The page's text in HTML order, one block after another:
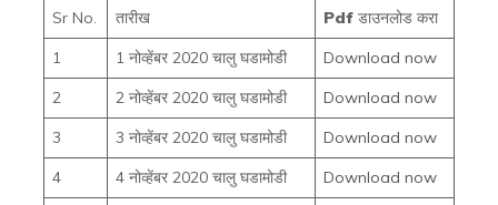
Sr No. तारीख Pdfडाउनलोड करा
1
1 नोव्हेंबर 2020 चालु घडामोडी
Download now
2
2 नोव्हेंबर 2020 चालु घडामोडी
Download now
3
3 नोव्हेंबर 2020 चालु घडामोडी
Download now
4
4 नोव्हेंबर 2020 चालु घडामोडी
Download now